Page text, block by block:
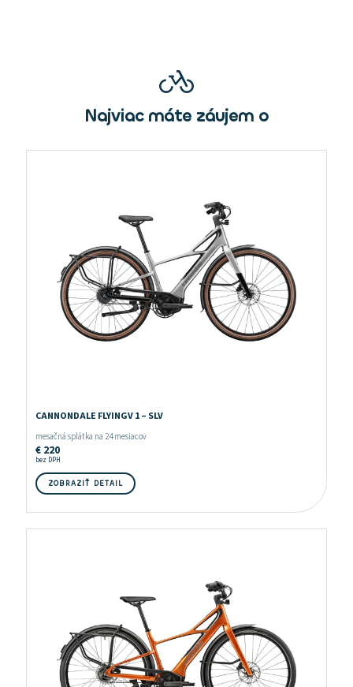
Najviac máte záujem o
CANNONDALE FLYINGV 1 – SLV
mesačná splátka na 24 mesiacov
€ 220
bez DPH
ZOBRAZIŤ DETAIL